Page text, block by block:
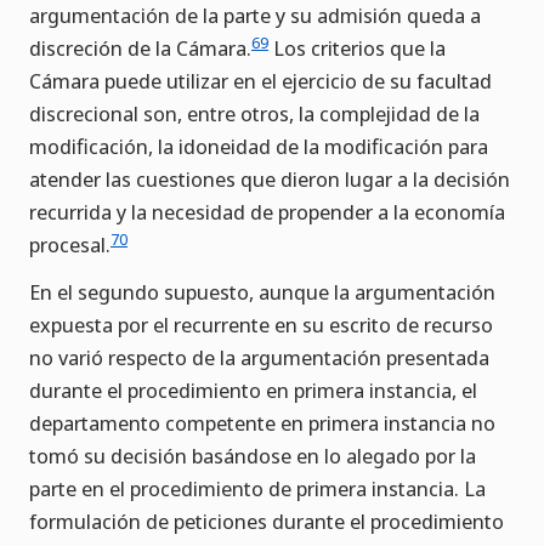
argumentación de la parte y su admisión queda a
discreción de la Cámara.69 Los criterios que la
Cámara puede utilizar en el ejercicio de su facultad
discrecional son, entre otros, la complejidad de la
modificación, la idoneidad de la modificación para
atender las cuestiones que dieron lugar a la decisión
recurrida y la necesidad de propender a la economía
procesal.70
En el segundo supuesto, aunque la argumentación
expuesta por el recurrente en su escrito de recurso
no varió respecto de la argumentación presentada
durante el procedimiento en primera instancia, el
departamento competente en primera instancia no
tomó su decisión basándose en lo alegado por la
parte en el procedimiento de primera instancia. La
formulación de peticiones durante el procedimiento